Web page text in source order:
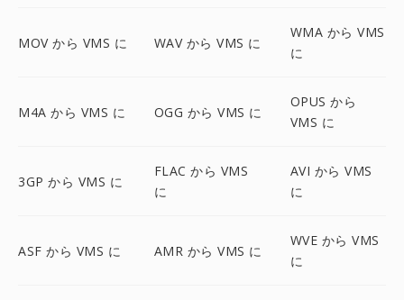
MOV から VMS に WAV から VMS に
WMA から VMS
に
M4A から VMS に OGG から VMS に
OPUS から
VMS に
3GP から VMS に
FLAC から VMS
に
AVI から VMS
に
ASF から VMS に AMR から VMS に
WVE から VMS
に